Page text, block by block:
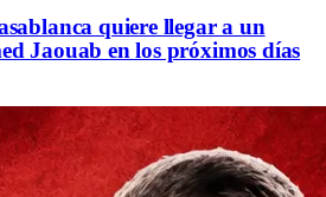
quiere llegar a un
Jaouab en los próximos días